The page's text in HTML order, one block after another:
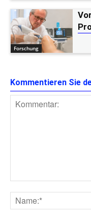
Forschung
Kommentieren Sie